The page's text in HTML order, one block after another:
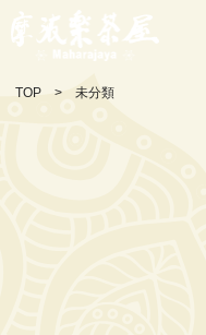
TOP 未分類